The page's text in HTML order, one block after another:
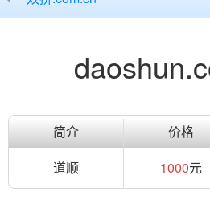
简介 价格
道顺
1000元